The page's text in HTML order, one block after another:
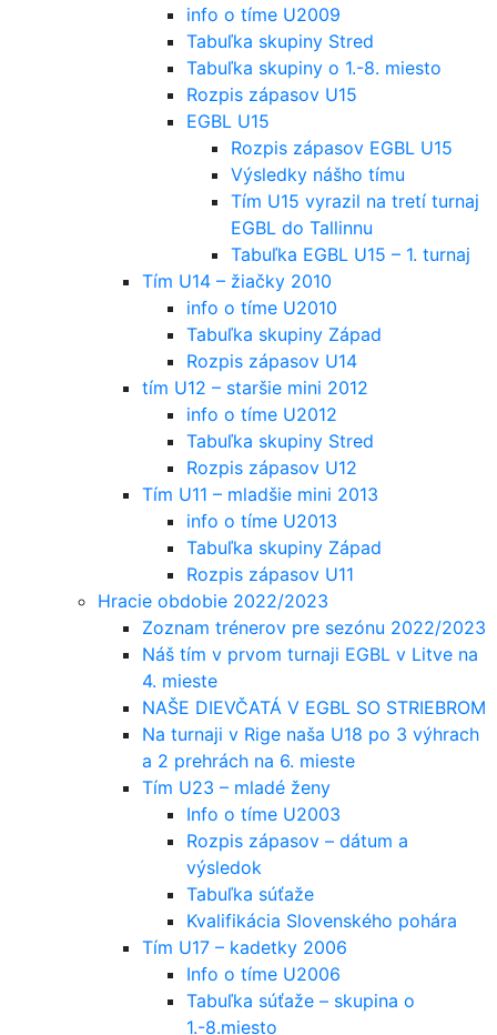
info o tíme U2009
Tabuľka skupiny Stred
Tabuľka skupiny o 1.-8. miesto
Rozpis zápasov U15
EGBL U15
Rozpis zápasov EGBL U15
Výsledky nášho tímu
Tím U15 vyrazil na tretí turnaj
EGBL do Tallinnu
Tabuľka EGBL U15 – 1. turnaj
Tím U14 – žiačky 2010
info o tíme U2010
Tabuľka skupiny Západ
Rozpis zápasov U14
tím U12 – staršie mini 2012
info o tíme U2012
Tabuľka skupiny Stred
Rozpis zápasov U12
Tím U11 – mladšie mini 2013
info o tíme U2013
Tabuľka skupiny Západ
Rozpis zápasov U11
Hracie obdobie 2022/2023
Zoznam trénerov pre sezónu 2022/2023
Náš tím v prvom turnaji EGBL v Litve na
4. mieste
NAŠE DIEVČATÁ V EGBL SO STRIEBROM
Na turnaji v Rige naša U18 po 3 výhrach
a 2 prehrách na 6. mieste
Tím U23 – mladé ženy
Info o tíme U2003
Rozpis zápasov – dátum a
výsledok
Tabuľka súťaže
Kvalifikácia Slovenského pohára
Tím U17 – kadetky 2006
Info o tíme U2006
Tabuľka súťaže – skupina o
1.-8.miesto